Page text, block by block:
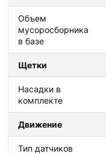
Объем
мусоросборника
в базе
Щетки
Насадки в
комплекте
Движение
Тип датчиков